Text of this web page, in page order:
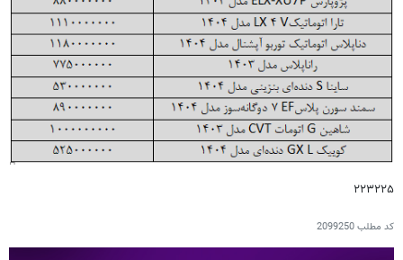
۲۲۳۲۲۵
کد مطلب2099250